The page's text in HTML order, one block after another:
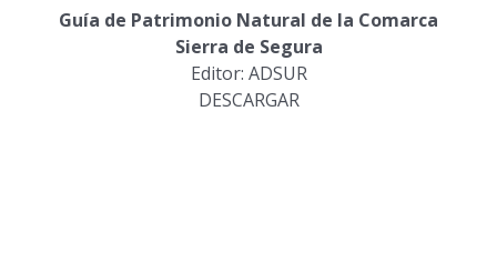
Guía de Patrimonio Natural de la Comarca
Sierra de Segura
Editor: ADSUR
DESCARGAR